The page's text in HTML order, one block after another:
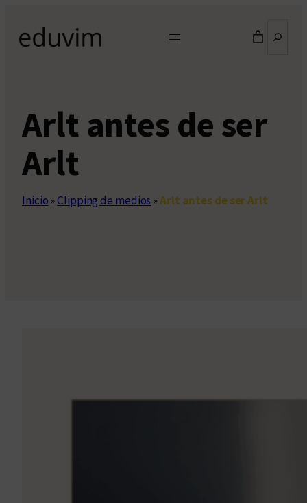
contenido
Arlt antes de ser
Arlt
Inicio»Clipping de medios »Arlt antes de ser Arlt